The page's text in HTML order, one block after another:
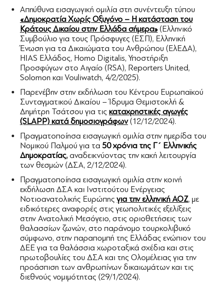
Απηύθυνα εισαγωγική ομιλία στη συνέντευξη τύπου
«Δημοκρατία Χωρίς Οξυγόνο – Η κατάσταση του
Κράτους Δικαίου στην Ελλάδα σήμερα»(Ελληνικό
Συμβούλιο για τους Πρόσφυγες (ΕΣΠ), Ελληνική
Ένωση για τα Δικαιώματα του Ανθρώπου (ΕλΕΔΑ),
HIAS Ελλάδος, Homo Digitalis, Υποστήριξη
Προσφύγων στο Αιγαίο (RSA), Reporters United,
Solomon και Vouliwatch, 4/2/2025).
Παρενέβην στην εκδήλωση του Κέντρου Ευρωπαϊκού
Συνταγματικού Δικαίου – Ίδρυμα Θεμιστοκλή &
Δημήτρη Τσάτσου για τις καταχρηστικές αγωγές
(SLAPP) κατά δημοσιογράφων(12/12/2024).
Πραγματοποίησα εισαγωγική ομιλία στην ημερίδα του
Νομικού Παλμού για τα 50 χρόνια της Γ΄ Ελληνικής
Δημοκρατίας, αναδεικνύοντας την κακή λειτουργία
των θεσμών (ΔΣΑ, 2/12/2024).
Πραγματοποίησα εισαγωγική ομιλία στην κοινή
εκδήλωση ΔΣΑ και Ινστιτούτου Ενέργειας
Νοτιοανατολικής Ευρώπηςγια την ελληνική ΑΟΖ, με
ειδικότερες αναφορές στις γεωπολιτικές εξελίξεις
στην Ανατολική Μεσόγειο, στις οριοθετήσεις των
θαλασσίων ζωνών, στο παράνομο τουρκολιβυκό
σύμφωνο, στην παραπομπή της Ελλάδας ενώπιον του
ΔΕΕ για τα θαλάσσια χωροταξικά σχέδια και στις
πρωτοβουλίες του ΔΣΑ και της Ολομέλειας για την
προάσπιση των ανθρωπίνων δικαιωμάτων και τις
διεθνούς νομιμότητας (29/1/2024).